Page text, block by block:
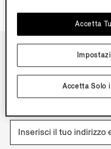
Iscriviti alla nostra
a contenuti, offerte,
Accetta Solo
Accetta